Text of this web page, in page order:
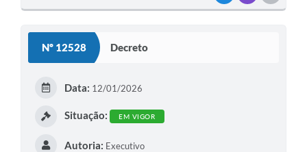
Nº 12528 Decreto
Data: 12/01/2026
Situação: EM VIGOR
Autoria: Executivo